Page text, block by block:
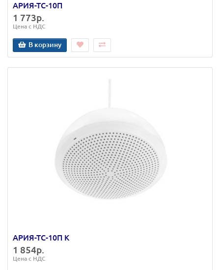
АРИЯ-ТС-10П
1 773р.
Цена с НДС
В корзину
АРИЯ-ТС-10П К
1 854р.
Цена с НДС